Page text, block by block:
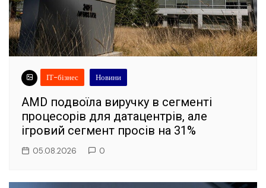
ІТ-бізнес Новини
AMD подвоїла виручку в сегменті
процесорів для датацентрів, але
ігровий сегмент просів на 31%
05.08.2026 0